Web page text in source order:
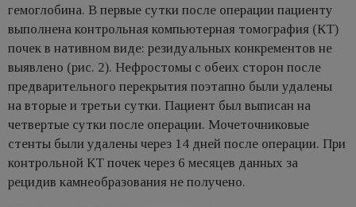
гемоглобина. В первые сутки после операции пациенту
выполнена контрольная компьютерная томография (КТ)
почек в нативном виде: резидуальных конкрементов не
выявлено (рис. 2). Нефростомы с обеих сторон после
предварительного перекрытия поэтапно были удалены
на вторые и третьи сутки. Пациент был выписан на
четвертые сутки после операции. Мочеточниковые
стенты были удалены через 14 дней после операции. При
контрольной КТ почек через 6 месяцев данных за
рецидив камнеобразования не получено.